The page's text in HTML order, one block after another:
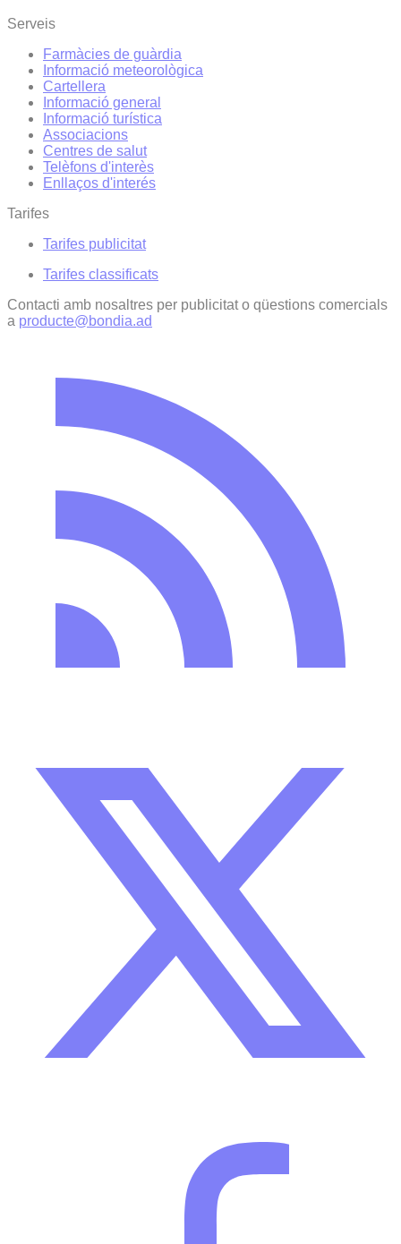
Serveis
Farmàcies de guàrdia
Informació meteorològica
Cartellera
Informació general
Informació turística
Associacions
Centres de salut
Telèfons d'interès
Enllaços d'interés
Tarifes
Tarifes publicitat
Tarifes classificats
Contacti amb nosaltres per publicitat o qüestions comercials
a producte@bondia.ad